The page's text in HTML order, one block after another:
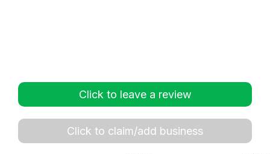
Click to leave a review
Click to claim/add business